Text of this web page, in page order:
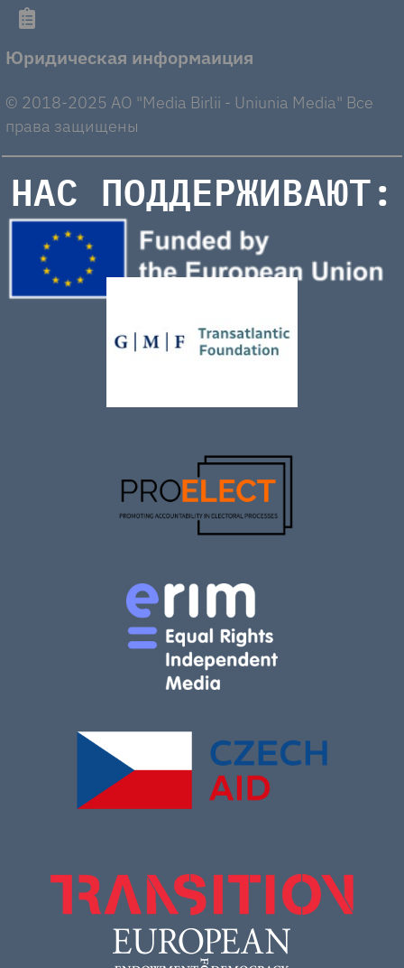
Юридическая информаиция
© 2018-2025 AO "Media Birlii - Uniunia Media" Все
права защищены
НАС ПОДДЕРЖИВАЮТ: